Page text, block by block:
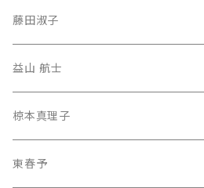
藤田淑子
益山 航士
椋本真理子
東春予